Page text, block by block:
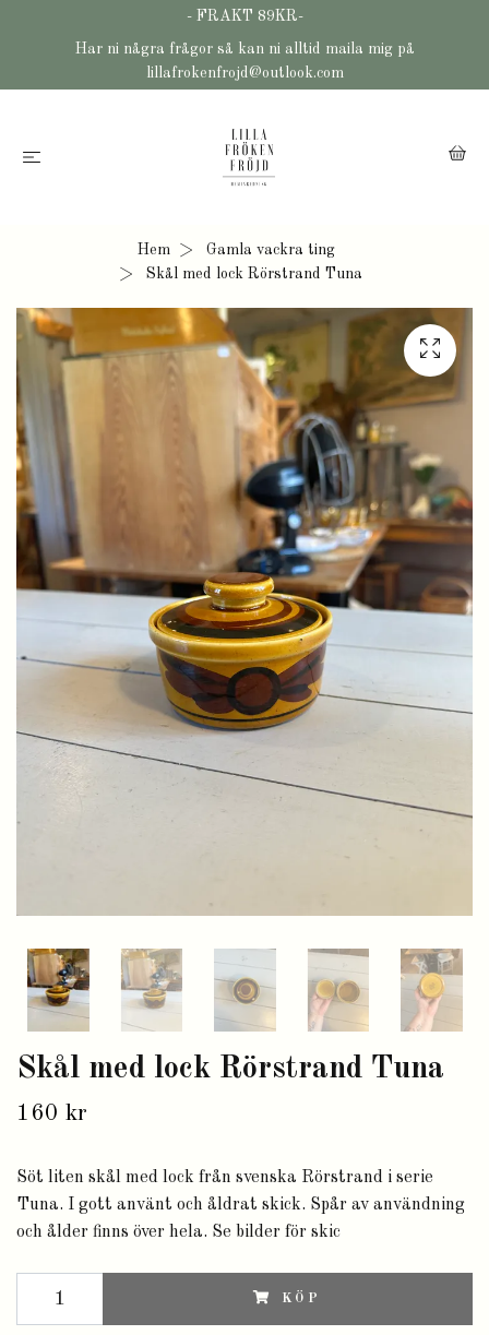
- FRAKT 89KR-
Har ni några frågor så kan ni alltid maila mig på
lillafrokenfrojd@outlook.com
Hem
Gamla vackra ting
Skål med lock Rörstrand Tuna
Skål med lock Rörstrand Tuna
160 kr
Söt liten skål med lock från svenska Rörstrand i serie
Tuna. I gott använt och åldrat skick. Spår av användning
och ålder finns över hela. Se bilder för skic
KÖP